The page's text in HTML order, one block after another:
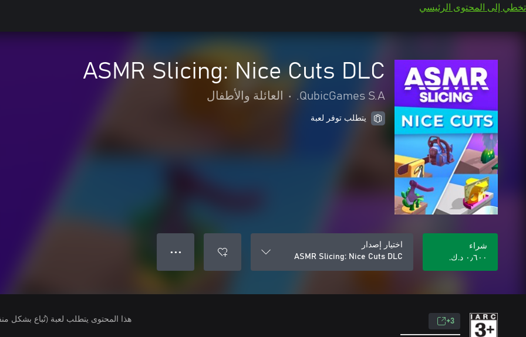
تخطي إلى المحتوى الرئيسي
ASMR Slicing: Nice Cuts DLC
QubicGames S.A.
• العائلة والأطفال
يتطلب توفر لعبة
شراء
٠٫٦٠٠ د.ك.‏
اختيار إصدار
ASMR Slicing: Nice Cuts DLC
● ● ●
3+ هذا المحتوى يتطلب لعبة (تُباع بشكل